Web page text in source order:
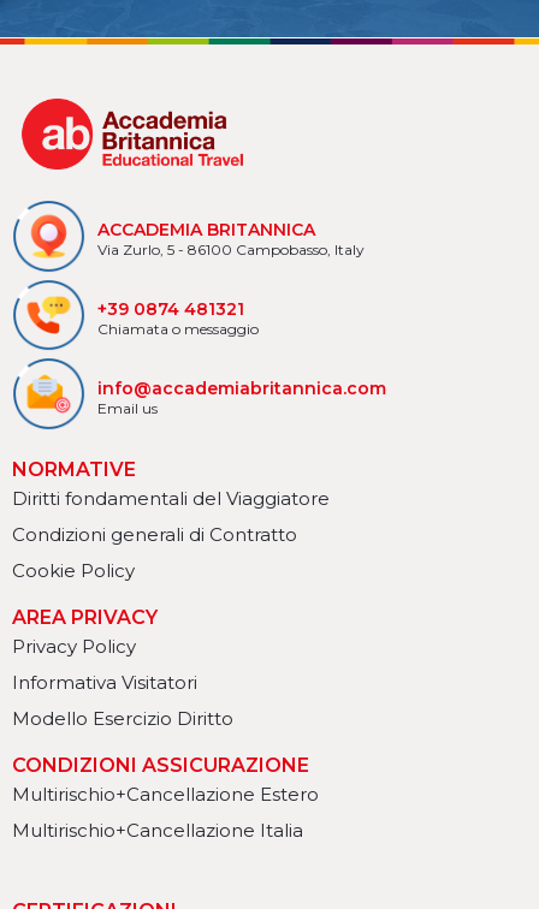
ACCADEMIA BRITANNICA
Via Zurlo, 5 - 86100 Campobasso, Italy
+39 0874 481321
Chiamata o messaggio
info@accademiabritannica.com
Email us
NORMATIVE
Diritti fondamentali del Viaggiatore
Condizioni generali di Contratto
Cookie Policy
AREA PRIVACY
Privacy Policy
Informativa Visitatori
Modello Esercizio Diritto
CONDIZIONI ASSICURAZIONE
Multirischio+Cancellazione Estero
Multirischio+Cancellazione Italia